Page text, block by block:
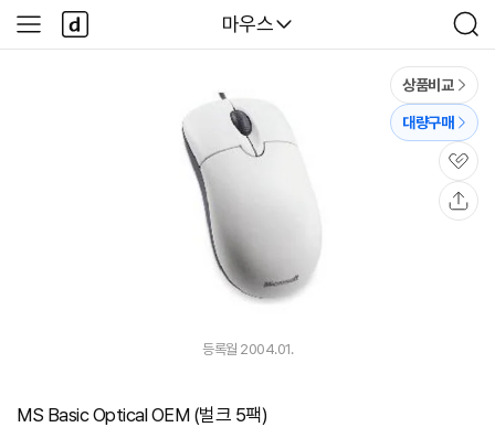
다나와
마우스
검
색
사
이
다
나
와
상품비교
대량구매
관
심
등록월 2004.01.
MS Basic Optical OEM (벌크 5팩)